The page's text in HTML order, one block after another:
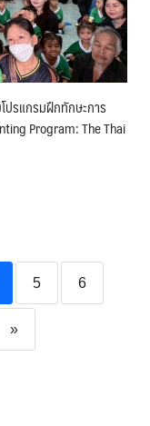
รแกรมฝึกทักษะการ
Program: The Thai
5 6
»